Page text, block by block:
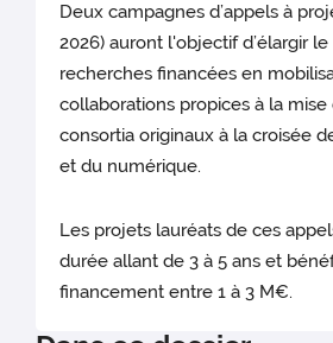
Deux campagnes d’appels à
2026) auront l'objectif d’élargir
recherches financées en
collaborations propices à la
consortia originaux à la croisée
et du numérique.
Les projets lauréats de ces
durée allant de 3 à 5 ans et
financement entre 1 à 3 M€.